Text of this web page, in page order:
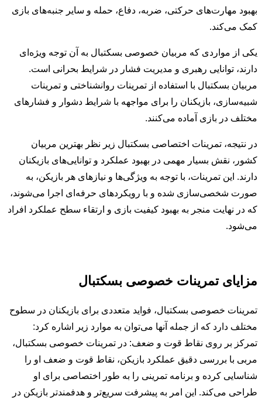
بهبود مهارت‌های حرکتی، ضربه، دفاع، حمله و سایر جنبه‌های بازی
کمک می‌کند.
یکی از مواردی که مربیان خصوصی بسکتبال به آن توجه ویژه‌ای
دارند، توانایی رهبری و مدیریت فشار در شرایط بحرانی است.
مربیان بسکتبال با استفاده از تمرینات روانشناختی و تمرینات
شبیه‌سازی، بازیکنان را برای مواجهه با شرایط دشوار و فشارهای
مختلف در بازی آماده می‌کنند.
در نتیجه، تمرینات اختصاصی بسکتبال زیر نظر بهترین مربیان
کشور، نقش بسیار مهمی در بهبود عملکرد و توانایی‌های بازیکنان
دارند. این تمرینات، با توجه به ویژگی‌ها و نیازهای هر بازیکن، به
صورت شخصی‌سازی شده و با رویکردهای حرفه‌ای اجرا می‌شوند،
که در نهایت منجر به بهبود کیفیت بازی و ارتقاء سطح عملکرد افراد
می‌شود.
مزایای تمرینات خصوصی بسکتبال
تمرینات خصوصی بسکتبال، فواید متعددی برای بازیکنان در سطوح
مختلف دارد که از جمله آنها می‌توان به موارد زیر اشاره کرد:
تمرکز بر روی نقاط قوت و ضعف: در تمرینات خصوصی بسکتبال،
مربی با بررسی دقیق عملکرد بازیکن، نقاط قوت و ضعف او را
شناسایی کرده و برنامه تمرینی را به طور اختصاصی برای او
طراحی می‌کند. این امر به پیشرفت سریع‌تر و هدفمندتر بازیکن در